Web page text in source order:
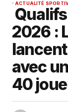
ACTUALITÉ
2026 :
avec
40